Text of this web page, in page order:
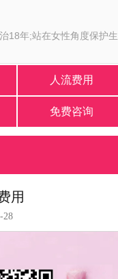
18年;站在女性角度保护生
人流费用
免费咨询
用
28